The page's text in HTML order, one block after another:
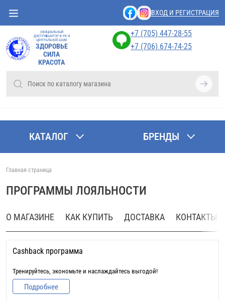
ВХОД И РЕГИСТРАЦИЯ
ОФИЦИАЛЬНЫЙ
ДИСТРИБЬЮТОР В РК И
ЦЕНТРАЛЬНОЙ АЗИИ
ЗДОРОВЬЕ
СИЛА
КРАСОТА
+7 (705) 447-28-55
+7 (706) 674-74-25
КАТАЛОГ БРЕНДЫ
Главная страница
ПРОГРАММЫ ЛОЯЛЬНОСТИ
О МАГАЗИНЕ КАК КУПИТЬ ДОСТАВКА КОНТАКТЫ
Cashback программа
Тренируйтесь, экономьте и наслаждайтесь выгодой!
Подробнее